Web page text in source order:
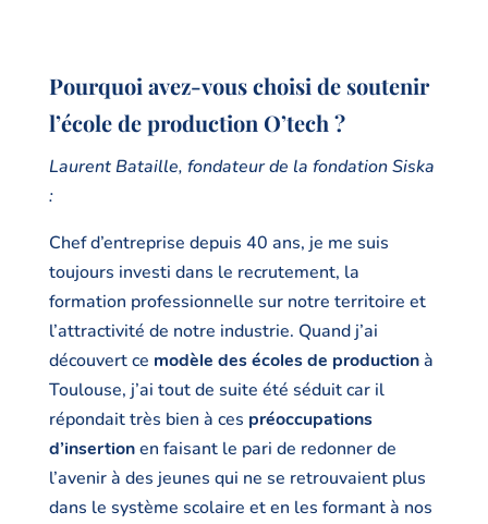
Pourquoi avez-vous choisi de soutenir
l’école de production O’tech ?
Laurent Bataille, fondateur de la fondation Siska
:
Chef d’entreprise depuis 40 ans, je me suis
toujours investi dans le recrutement, la
formation professionnelle sur notre territoire et
l’attractivité de notre industrie. Quand j’ai
découvert ce modèle des écoles de productionà
Toulouse, j’ai tout de suite été séduit car il
répondait très bien à ces préoccupations
d’insertionen faisant le pari de redonner de
l’avenir à des jeunes qui ne se retrouvaient plus
dans le système scolaire et en les formant à nos